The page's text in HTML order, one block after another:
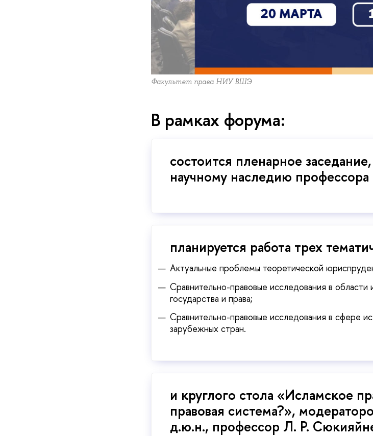
Факультет права НИУ ВШЭ
В рамках форума:
состоится пленарное
научному наследию
планируется работа трех
Актуальные проблемы теоретической
Сравнительно-правовые исследования в области
государства и права;
Сравнительно-правовые исследования в сфере
зарубежных стран.
и круглого стола «Исламское
правовая система?»,
д.ю.н., профессор Л. Р.